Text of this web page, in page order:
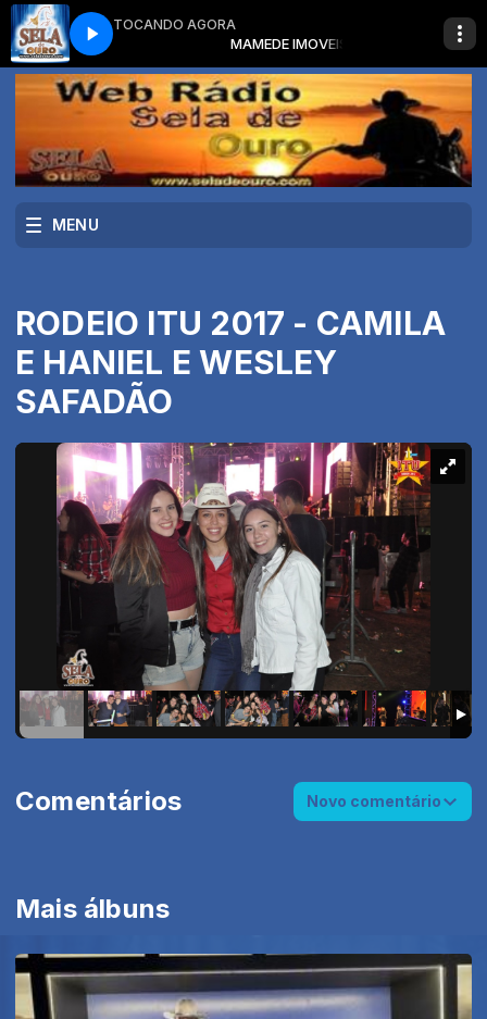
com O MELHOR DA MUSICA SERTANEJA O MELHOR DA
TOCANDO AGORA
IMOVEIS MAMEDE IMOVEIS
MENU
RODEIO ITU 2017 - CAMILA
E HANIEL E WESLEY
SAFADÃO
Mais álbuns
Comentários Novo comentário